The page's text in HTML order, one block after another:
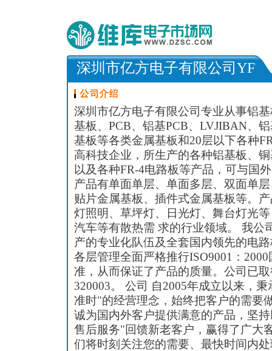
深圳市亿方电子有限公司YF
深圳市亿方电子有限公司专业从事铝
基板、PCB、铝基PCB、LVJIBAN、
基板等各类金属基板和20层以下各种
高科技企业，所生产的各种铝基板、
以及各种FR-4电路板等产品，可与国
产品有单面单层、单面多层、双面单
贴片金属基板、插件式金属基板等。
灯照明、草坪灯、日光灯、舞台灯光
汽车等有散热需 求的行业领域。 我公
产的专业化队伍及全套国内领先的电
各层管理全面严格推行ISO9001：
准，从而保证了产品的质量。公司已
320003。 公司 自2005年成立以来，
准时"的经营理念，始终把客户的需要
诚为国内外客户提供满意的产品，坚
售后服务"回馈新老客户，赢得了广
们将时刻关注您的需要、最快时间内